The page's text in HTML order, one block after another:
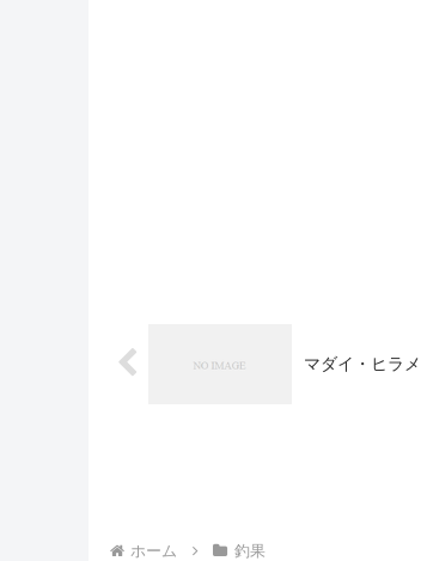
マダイ・ヒラメ
ホーム 釣果